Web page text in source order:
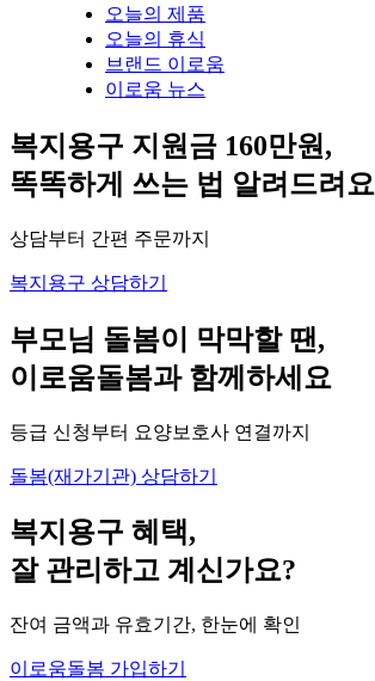
오늘의 제품
오늘의 휴식
브랜드 이로움
이로움 뉴스
복지용구 지원금 160만원,
똑똑하게 쓰는 법 알려드려요
상담부터 간편 주문까지
복지용구 상담하기
부모님 돌봄이 막막할 땐,
이로움돌봄과 함께하세요
등급 신청부터 요양보호사 연결까지
돌봄(재가기관) 상담하기
복지용구 혜택,
잘 관리하고 계신가요?
잔여 금액과 유효기간, 한눈에 확인
이로움돌봄 가입하기